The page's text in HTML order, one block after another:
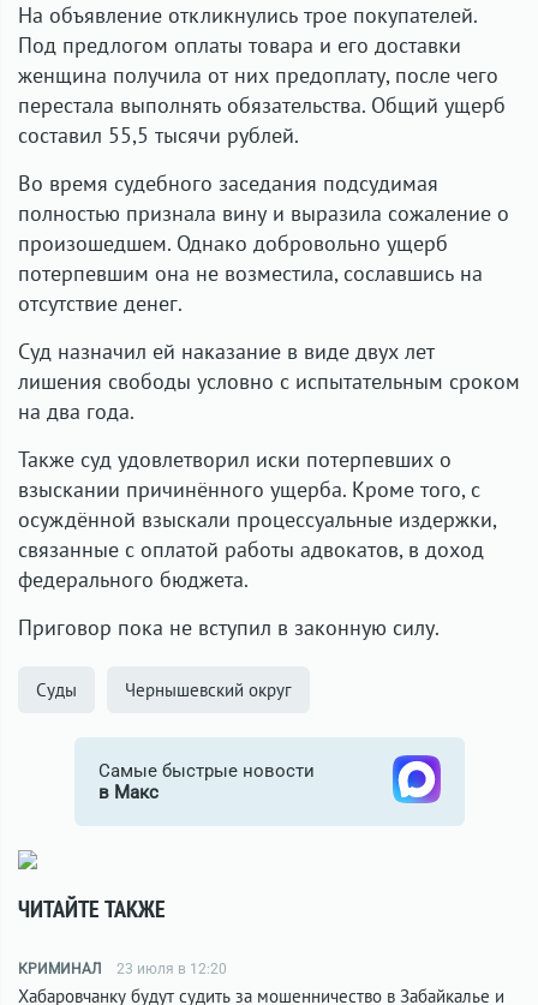
На объявление откликнулись трое покупателей.
Под предлогом оплаты товара и его доставки
женщина получила от них предоплату, после чего
перестала выполнять обязательства. Общий ущерб
составил 55,5 тысячи рублей.
Во время судебного заседания подсудимая
полностью признала вину и выразила сожаление о
произошедшем. Однако добровольно ущерб
потерпевшим она не возместила, сославшись на
отсутствие денег.
Суд назначил ей наказание в виде двух лет
лишения свободы условно с испытательным сроком
на два года.
Также суд удовлетворил иски потерпевших о
взыскании причинённого ущерба. Кроме того, с
осуждённой взыскали процессуальные издержки,
связанные с оплатой работы адвокатов, в доход
федерального бюджета.
Приговор пока не вступил в законную силу.
Суды Чернышевский округ
Самые быстрые новости
в Макс
ЧИТАЙТЕ ТАКЖЕ
КРИМИНАЛ 23 июля в 12:20
Хабаровчанку будут судить за мошенничество в Забайкалье и